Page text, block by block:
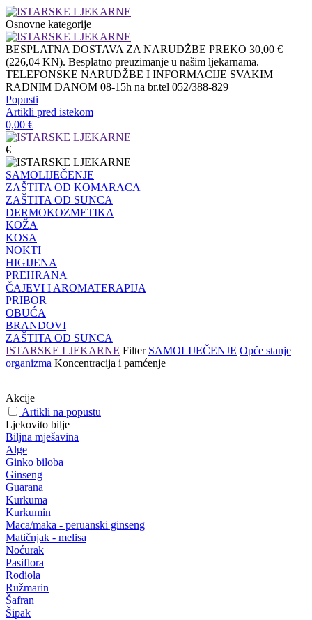
Osnovne kategorije
BESPLATNA DOSTAVA ZA NARUDŽBE PREKO 30,00 €
(226,04 KN). Besplatno preuzimanje u našim ljekarnama.
TELEFONSKE NARUDŽBE I INFORMACIJE SVAKIM
RADNIM DANOM 08-15h na br.tel 052/388-829
Popusti
Artikli pred istekom
0,00 €
€
SAMOLIJEČENJE
ZAŠTITA OD KOMARACA
ZAŠTITA OD SUNCA
DERMOKOZMETIKA
KOŽA
KOSA
NOKTI
HIGIJENA
PREHRANA
ČAJEVI I AROMATERAPIJA
PRIBOR
OBUĆA
BRANDOVI
ZAŠTITA OD SUNCA
ISTARSKE LJEKARNE Filter SAMOLIJEČENJE Opće stanje
organizma Koncentracija i pamćenje
Akcije
Artikli na popustu
Ljekovito bilje
Biljna mješavina
Alge
Ginko biloba
Ginseng
Guarana
Kurkuma
Kurkumin
Maca/maka - peruanski ginseng
Matičnjak - melisa
Noćurak
Pasiflora
Rodiola
Ružmarin
Šafran
Šipak